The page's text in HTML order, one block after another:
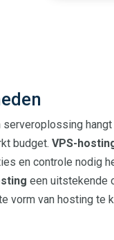
serveroplossing
budget.VPS-
en controle nodig
een uitstekende
vorm van hosting te